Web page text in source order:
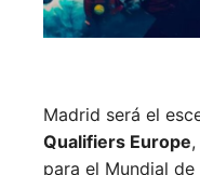
Madrid será el
Qualifiers Europe
para el Mundial